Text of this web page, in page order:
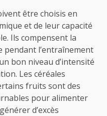
être choisis en
et de leur capacité
Ils compensent la
pendant l’entraînement
bon niveau d’intensité
Les céréales
fruits sont des
pour alimenter
d’excès